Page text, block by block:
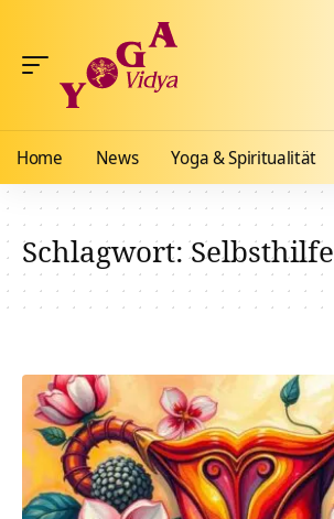
Home News Yoga & Spiritualität
Schlagwort:Selbsthilfe